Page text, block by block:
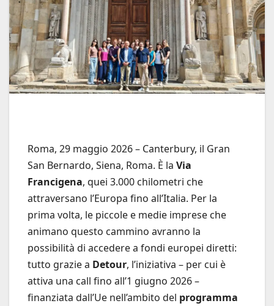
Roma, 29 maggio 2026 – Canterbury, il Gran
San Bernardo, Siena, Roma. È la Via
Francigena, quei 3.000 chilometri che
attraversano l’Europa fino all’Italia. Per la
prima volta, le piccole e medie imprese che
animano questo cammino avranno la
possibilità di accedere a fondi europei diretti:
tutto grazie a Detour, l’iniziativa – per cui è
attiva una call fino all’1 giugno 2026 –
finanziata dall’Ue nell’ambito del programma